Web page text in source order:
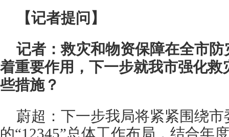
【记者提问】
记者：救灾和物资保障在全市
着重要作用，下一步就我市强化救
些措施？
蔚超： 下一步我局将紧紧围绕市
的“12345”总体工作布局，结合年